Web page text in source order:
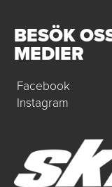
BESÖK
MEDIER
Facebook
Instagram